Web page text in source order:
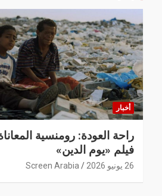
أخبار
راحة العودة: رومنسية
فيلم «يوم الدين»
26 يونيو 2026 Screen Arabia